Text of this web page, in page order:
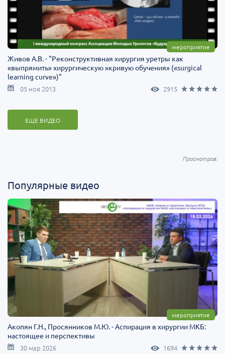
мероприятие
Живов А.В. - "Реконструктивная хирургия уретры как
«выпрямить» хирургическую »кривую обучения» («surgical
learning curve»)"
05 ноя 2013 2915
ЕЩЕ ВИДЕО
Популярные видео
мероприятие
Акопян Г.Н., Просянников М.Ю. - Аспирация в хирургии МКБ:
настоящее и перспективы
30 мар 2026 1694